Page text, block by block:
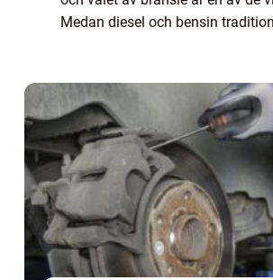
Medan diesel och bensin